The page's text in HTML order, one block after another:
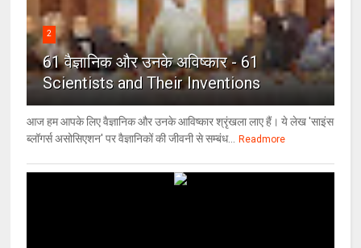
2
61 वैज्ञानिक और उनके अविष्कार - 61
Scientists and Their Inventions
आज हम आपके लिए वैज्ञानिक और उनके आविष्कार श्रृंखला लाए हैं। ये लेख 'साइंस
ब्लॉगर्स असोसिएशन' पर वैज्ञा‍निकों की जीवनी से सम्बंध... Readmore